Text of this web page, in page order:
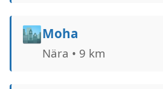
🏙️Moha
Nära • 9 km